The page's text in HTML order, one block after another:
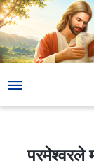
परमेश्‍वरले मानिसलाई
परमेश्‍वरले